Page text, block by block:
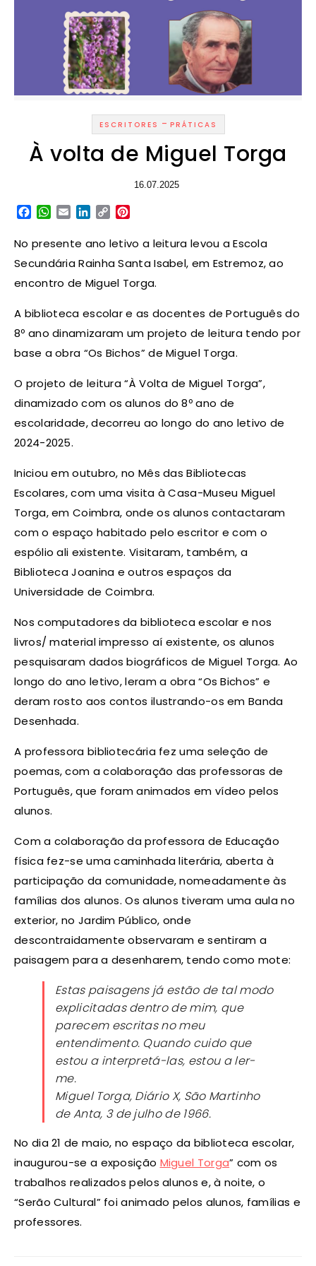
ESCRITORES - PRÁTICAS
À volta de Miguel Torga
16.07.2025
Facebook
WhatsApp
EmailLinkedIn
Copy
No presente ano letivo a leitura levou a Escola
Secundária Rainha Santa Isabel, em Estremoz, ao
encontro de Miguel Torga.
A biblioteca escolar e as docentes de Português do
8º ano dinamizaram um projeto de leitura tendo por
base a obra “Os Bichos” de Miguel Torga.
O projeto de leitura “À Volta de Miguel Torga”,
dinamizado com os alunos do 8º ano de
escolaridade, decorreu ao longo do ano letivo de
2024-2025.
Iniciou em outubro, no Mês das Bibliotecas
Escolares, com uma visita à Casa-Museu Miguel
Torga, em Coimbra, onde os alunos contactaram
com o espaço habitado pelo escritor e com o
espólio ali existente. Visitaram, também, a
Biblioteca Joanina e outros espaços da
Universidade de Coimbra.
Nos computadores da biblioteca escolar e nos
livros/ material impresso aí existente, os alunos
pesquisaram dados biográficos de Miguel Torga. Ao
longo do ano letivo, leram a obra “Os Bichos” e
deram rosto aos contos ilustrando-os em Banda
Desenhada.
A professora bibliotecária fez uma seleção de
poemas, com a colaboração das professoras de
Português, que foram animados em vídeo pelos
alunos.
Com a colaboração da professora de Educação
física fez-se uma caminhada literária, aberta à
participação da comunidade, nomeadamente às
famílias dos alunos. Os alunos tiveram uma aula no
exterior, no Jardim Público, onde
descontraidamente observaram e sentiram a
paisagem para a desenharem, tendo como mote:
Estas paisagens já estão de tal modo
explicitadas dentro de mim, que
parecem escritas no meu
entendimento. Quando cuido que
estou a interpretá-las, estou a ler-
me.
Miguel Torga, Diário X, São Martinho
de Anta, 3 de julho de 1966.
No dia 21 de maio, no espaço da biblioteca escolar,
inaugurou-se a exposição Miguel Torga” com os
trabalhos realizados pelos alunos e, à noite, o
“Serão Cultural” foi animado pelos alunos, famílias e
professores.